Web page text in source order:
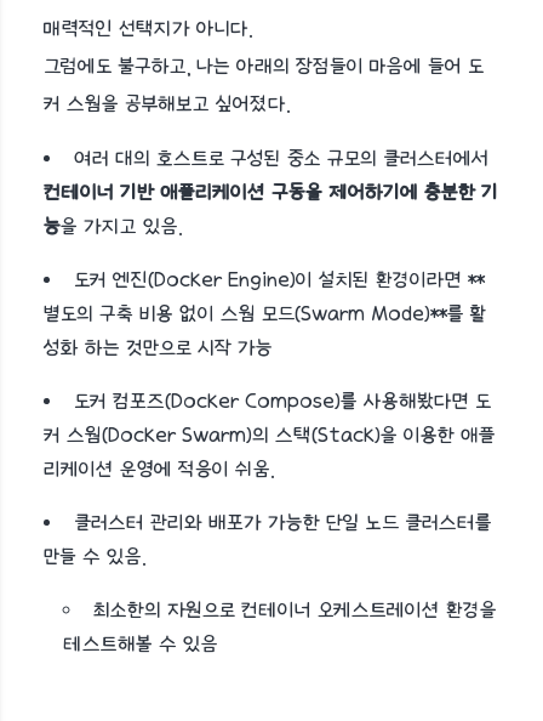
매력적인 선택지가 아니다.
그럼에도 불구하고, 나는 아래의 장점들이 마음에 들어 도
커 스웜을 공부해보고 싶어졌다.
여러 대의 호스트로 구성된 중소 규모의 클러스터에서
컨테이너 기반 애플리케이션 구동을 제어하기에 충분한 기
능을 가지고 있음.
도커 엔진(Docker Engine)이 설치된 환경이라면 **
별도의 구축 비용 없이 스웜 모드(Swarm Mode)**를 활
성화 하는 것만으로 시작 가능
도커 컴포즈(Docker Compose)를 사용해봤다면 도
커 스웜(Docker Swarm)의 스택(Stack)을 이용한 애플
리케이션 운영에 적응이 쉬움.
클러스터 관리와 배포가 가능한 단일 노드 클러스터를
만들 수 있음.
최소한의 자원으로 컨테이너 오케스트레이션 환경을
테스트해볼 수 있음